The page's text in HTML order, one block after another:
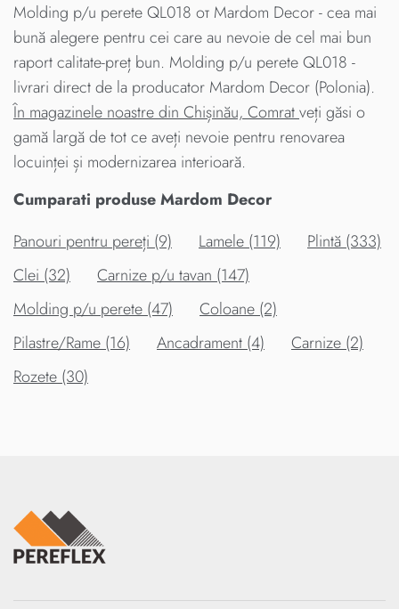
Molding p/u perete QL018 от Mardom Decor - cea mai
bună alegere pentru cei care au nevoie de cel mai bun
raport calitate-preț bun. Molding p/u perete QL018 -
livrari direct de la producator Mardom Decor (Polonia).
În magazinele noastre din Chișinău, Comratveți găsi o
gamă largă de tot ce aveți nevoie pentru renovarea
locuinței și modernizarea interioară.
Cumparati produse Mardom Decor
Panouri pentru pereți (9)
Lamele (119)
Plintă (333)
Clei (32)
Carnize p/u tavan (147)
Molding p/u perete (47)
Coloane (2)
Pilastre/Rame (16)
Ancadrament (4)
Carnize (2)
Rozete (30)